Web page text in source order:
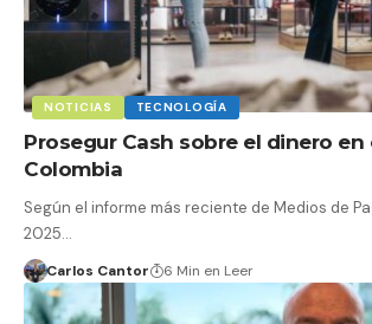
NOTICIAS TECNOLOGÍA
Prosegur Cash sobre el dinero
Colombia
Según el informe más reciente de Medios de
2025…
Carlos Cantor 6 Min en Leer